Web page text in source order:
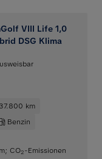
VIII Life 1,0
DSG Klima
37.800 km
Benzin
; CO2-Emissionen